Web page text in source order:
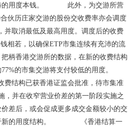
畴的用度本钱。 此外，为交游所营
伙历庄家交游的股份交收费率亦会调度
并取消最低及最高用度。调度后的收费
相若，以确保ETP市集连续有充沛的流
游所的数据，在新的收费结构
77%的市集交游将支付较低的用度。
结构已获香港证监会批准，待市集准
，并在收窄营业价差的第一阶段实施之
差后，或会促成更多成交金额较小的交
于新的用度结构。 《香港结算一